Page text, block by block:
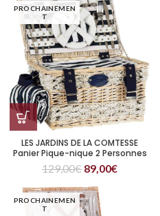
PROCHAINEMEN
T
LES JARDINS DE LA COMTESSE
Panier Pique-nique 2 Personnes
Marine
129,00€ 89,00€
PROCHAINEMEN
T